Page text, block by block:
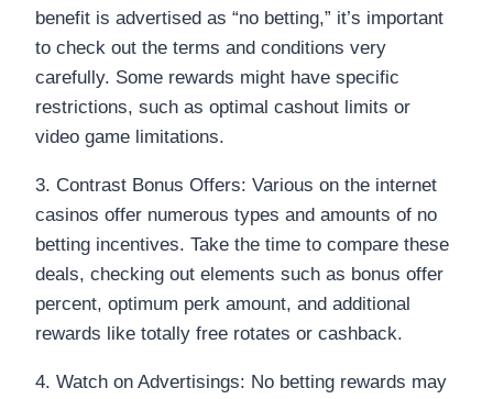
benefit is advertised as “no betting,” it’s important
to check out the terms and conditions very
carefully. Some rewards might have specific
restrictions, such as optimal cashout limits or
video game limitations.
3. Contrast Bonus Offers: Various on the internet
casinos offer numerous types and amounts of no
betting incentives. Take the time to compare these
deals, checking out elements such as bonus offer
percent, optimum perk amount, and additional
rewards like totally free rotates or cashback.
4. Watch on Advertisings: No betting rewards may